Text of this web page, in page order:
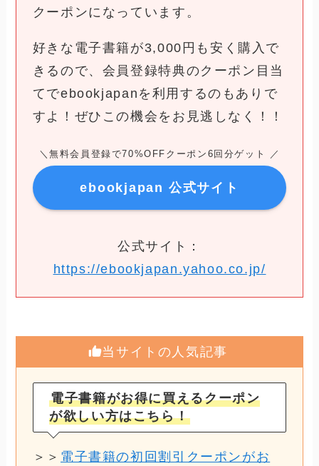
クーポンになっています。
好きな電子書籍が3,000円も安く購入で
きるので、会員登録特典のクーポン目当
てでebookjapanを利用するのもありで
すよ！ぜひこの機会をお見逃しなく！！
＼無料会員登録で70%OFFクーポン6回分ゲット ／
ebookjapan 公式サイト
公式サイト：
https://ebookjapan.yahoo.co.jp/
当サイトの人気記事
電子書籍がお得に買えるクーポン
が欲しい方はこちら！
＞＞ 電子書籍の初回割引クーポンがお